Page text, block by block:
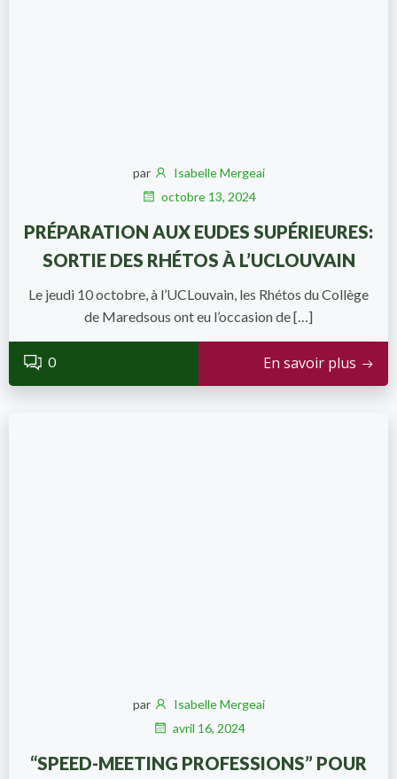
par
Isabelle Mergeai
octobre 13, 2024
PRÉPARATION AUX EUDES SUPÉRIEURES:
SORTIE DES RHÉTOS À L’UCLOUVAIN
Le jeudi 10 octobre, à l’UCLouvain, les Rhétos du Collège
de Maredsous ont eu l’occasion de […]
0 En savoir plus
par
Isabelle Mergeai
avril 16, 2024
“SPEED-MEETING PROFESSIONS” POUR